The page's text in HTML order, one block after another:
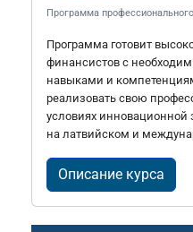
Программа
Программа готовит
финансистов с
навыками и
реализовать свою
условиях
на латвийском и
Описание курса